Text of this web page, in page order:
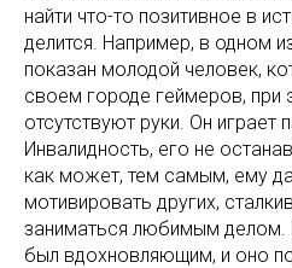
найти что-то позитивное в
делится. Например, в одном
показан молодой человек,
своем городе геймеров, при
отсутствуют руки. Он играет
Инвалидность, его не
как может, тем самым, ему
мотивировать других,
заниматься любимым делом.
был вдохновляющим, и оно